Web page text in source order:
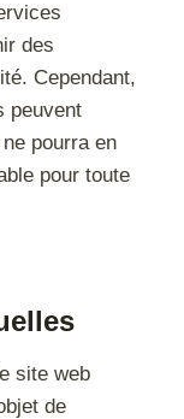
des
Cependant,
peuvent
pourra en
pour toute
site web
de